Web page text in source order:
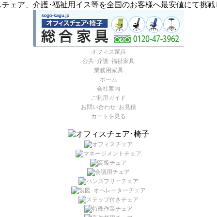
ェア、介護･福祉用イス等を全国のお客様へ最安値にて挑
オフィス家具
公共･介護･福祉家具
業務用家具
ホーム
会社案内
ご利用ガイド
お問い合わせ･お見積
カートを見る